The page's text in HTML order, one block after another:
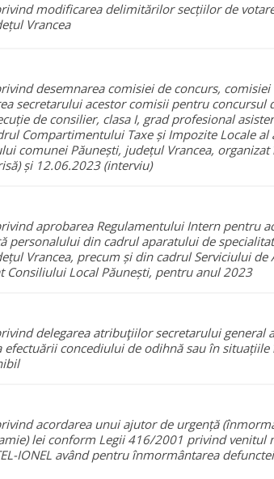
modificarea delimitărilor secțiilor de
Vrancea
desemnarea comisiei de concurs,
secretarului acestor comisii pentru concursul
de consilier, clasa I, grad profesional
Compartimentului Taxe și Impozite Locale al
comunei Păunești, județul Vrancea, organizat
și 12.06.2023 (interviu)
aprobarea Regulamentului Intern pentru
personalului din cadrul aparatului de
Vrancea, precum și din cadrul Serviciului de
Consiliului Local Păunești, pentru anul 2023
delegarea atribuţiilor secretarului general
efectuării concediului de odihnă sau în
acordarea unui ajutor de urgență
lei conform Legii 416/2001 privind venitul
IONEL având pentru înmormântarea